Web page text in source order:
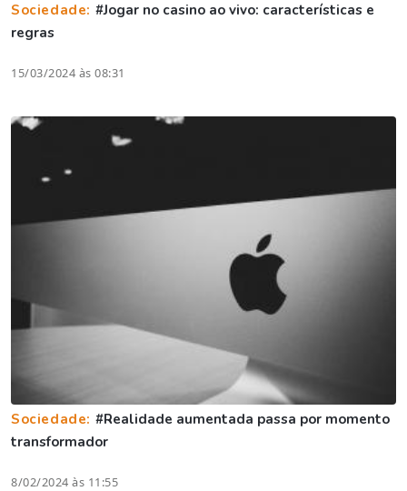
Sociedade: #Jogar no casino ao vivo: características e
regras
15/03/2024 às 08:31
Sociedade: #Realidade aumentada passa por momento
transformador
8/02/2024 às 11:55